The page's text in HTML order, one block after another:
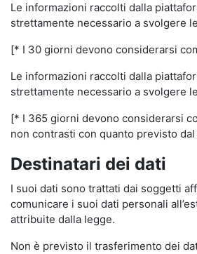
Le informazioni raccolti dalla
strettamente necessario a svolgere
[* I 30 giorni devono considerarsi
Le informazioni raccolti dalla
strettamente necessario a svolgere
[* I 365 giorni devono considerarsi
non contrasti con quanto previsto
Destinatari dei dati
I suoi dati sono trattati dai soggetti
comunicare i suoi dati personali
attribuite dalla legge.
Non è previsto il trasferimento dei